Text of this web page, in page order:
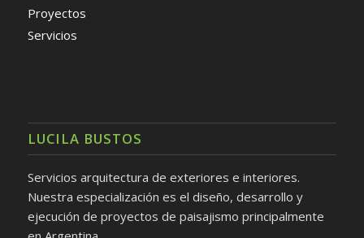
Proyectos
Servicios
LUCILA BUSTOS
Servicios arquitectura de exteriores e interiores.
Nuestra especialización es el diseño, desarrollo y
ejecución de proyectos de paisajismo principalmente